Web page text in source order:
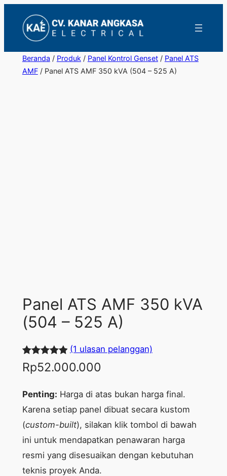
konten
Beranda / Produk / Panel Kontrol Genset/ Panel ATS
AMF/ Panel ATS AMF 350 kVA (504 – 525 A)
Panel ATS AMF 350 kVA
(504 – 525 A)
Peringkat
5.00
berdasarka
1
(1 ulasan pelanggan)
Rp52.000.000
Penting: Harga di atas bukan harga final.
Karena setiap panel dibuat secara kustom
(custom-built), silakan klik tombol di bawah
ini untuk mendapatkan penawaran harga
resmi yang disesuaikan dengan kebutuhan
teknis proyek Anda.